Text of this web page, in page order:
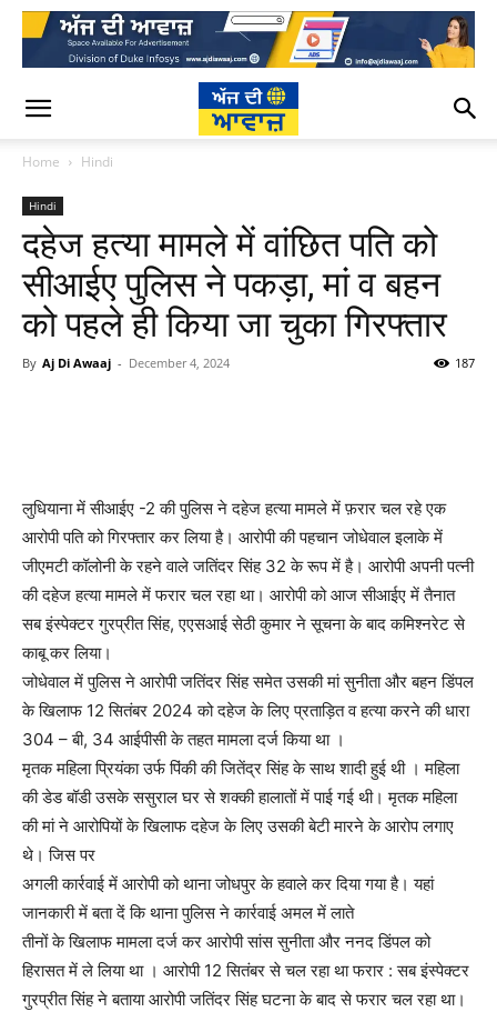
Home Hindi
Hindi
दहेज हत्या मामले में वांछित पति को
सीआईए पुलिस ने पकड़ा, मां व बहन
को पहले ही किया जा चुका गिरफ्तार
By Aj Di Awaaj - December 4, 2024 187
लुधियाना में सीआईए -2 की पुलिस ने दहेज हत्या मामले में फ़रार चल रहे एक
आरोपी पति को गिरफ्तार कर लिया है। आरोपी की पहचान जोधेवाल इलाके में
जीएमटी कॉलोनी के रहने वाले जतिंदर सिंह 32 के रूप में है। आरोपी अपनी पत्नी
की दहेज हत्या मामले में फरार चल रहा था। आरोपी को आज सीआईए में तैनात
सब इंस्पेक्टर गुरप्रीत सिंह, एएसआई सेठी कुमार ने सूचना के बाद कमिश्नरेट से
काबू कर लिया।
जोधेवाल में पुलिस ने आरोपी जतिंदर सिंह समेत उसकी मां सुनीता और बहन डिंपल
के खिलाफ 12 सितंबर 2024 को दहेज के लिए प्रताड़ित व हत्या करने की धारा
304 – बी, 34 आईपीसी के तहत मामला दर्ज किया था ।
मृतक महिला प्रियंका उर्फ पिंकी की जितेंद्र सिंह के साथ शादी हुई थी । महिला
की डेड बॉडी उसके ससुराल घर से शक्की हालातों में पाई गई थी। मृतक महिला
की मां ने आरोपियों के खिलाफ दहेज के लिए उसकी बेटी मारने के आरोप लगाए
थे। जिस पर
अगली कार्रवाई में आरोपी को थाना जोधपुर के हवाले कर दिया गया है। यहां
जानकारी में बता दें कि थाना पुलिस ने कार्रवाई अमल में लाते
तीनों के खिलाफ मामला दर्ज कर आरोपी सांस सुनीता और ननद डिंपल को
हिरासत में ले लिया था । आरोपी 12 सितंबर से चल रहा था फरार : सब इंस्पेक्टर
गुरप्रीत सिंह ने बताया आरोपी जतिंदर सिंह घटना के बाद से फरार चल रहा था।